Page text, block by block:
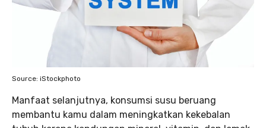
Source: iStockphoto
Manfaat selanjutnya, konsumsi susu beruang
membantu kamu dalam meningkatkan kekebalan